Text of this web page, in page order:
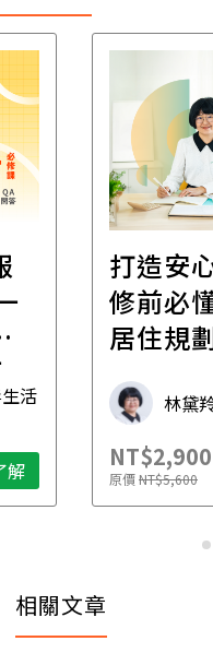
活
解
打造安
修前必
居住規
林黛
NT$2,900
原價NT$5,600
相關文章